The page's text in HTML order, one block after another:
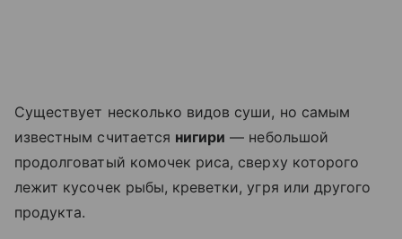
Существует несколько видов суши, но самым
известным считается нигири — небольшой
продолговатый комочек риса, сверху которого
лежит кусочек рыбы, креветки, угря или другого
продукта.